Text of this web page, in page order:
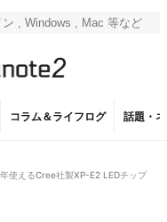
コラム＆ライフログ 話題・
使えるCree社製XP-E2 LEDチップ